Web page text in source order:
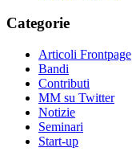
Categorie
Articoli Frontpage
Bandi
Contributi
MM su Twitter
Notizie
Seminari
Start-up